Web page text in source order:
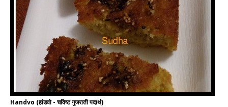
Handvo (हांडवो - चविष्ट गुजराती पदार्थ)